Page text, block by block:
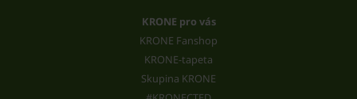
KRONE pro vás
KRONE Fanshop
KRONE-tapeta
Skupina KRONE